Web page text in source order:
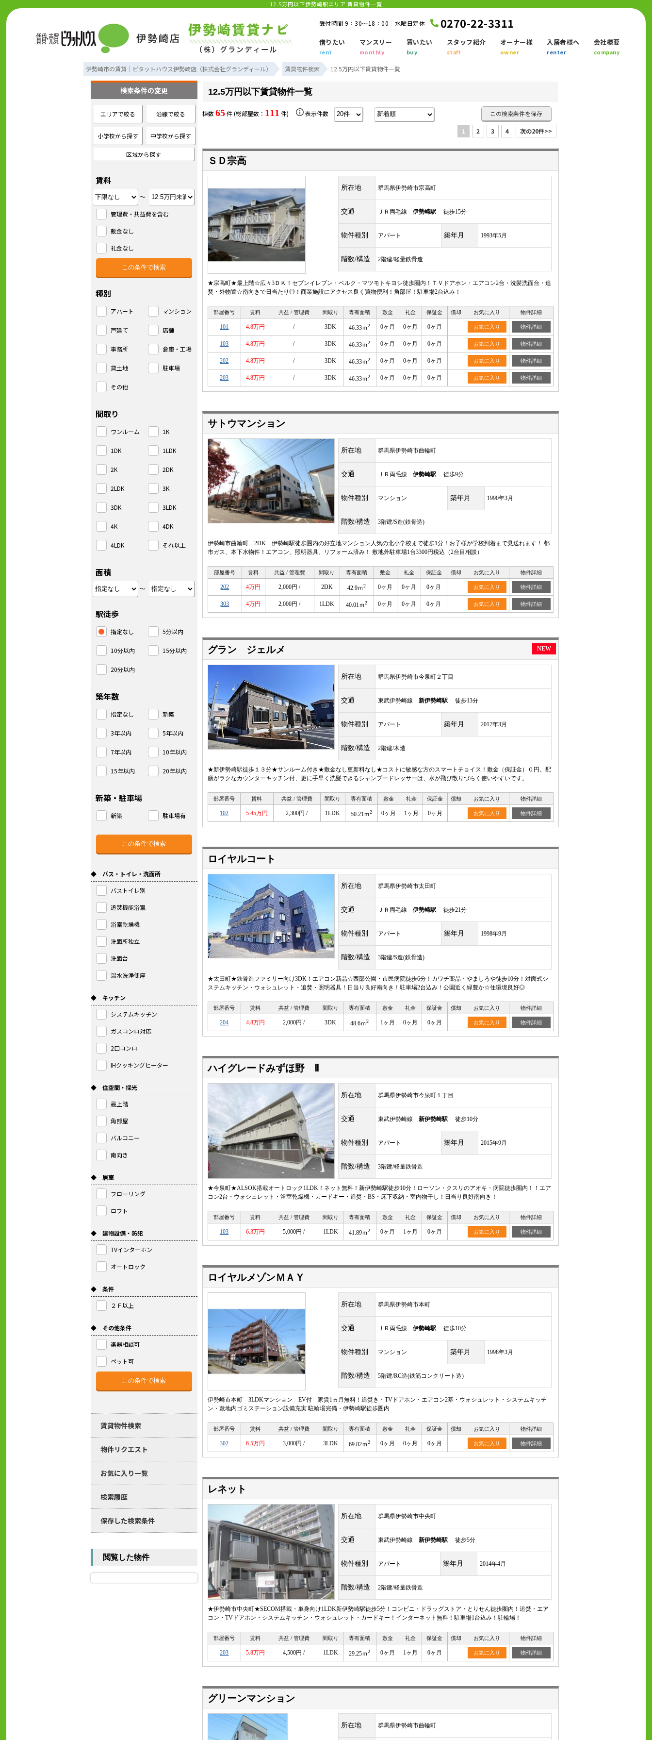
12.5万円以下伊勢崎駅エリア 賃貸物件一覧
受付時間 9：30～18：00 水曜日定休 0270-22-3311
借りたい
rent
マンスリー
monthly
買いたい
buy
スタッフ紹介
staff
オーナー様
owner
入居者様へ
renter
会社概要
company
伊勢崎市の賃貸｜ピタットハウス伊勢崎店（株式会社グランディール） 賃貸物件検索 12.5万円以下賃貸物件一覧
12.5万円以下賃貸物件一覧
棟数65件 (総部屋数： 111 件) 表示件数 この検索条件を保存
1 2 3 4 次の20件>>
ＳＤ宗高
所在地 群馬県伊勢崎市宗高町
交通 ＪＲ両毛線 伊勢崎駅徒歩15分
物件種別 アパート 築年月 1993年5月
階数/構造 2階建/軽量鉄骨造
★宗高町★最上階☆広々3ＤＫ！セブンイレブン・ベルク・マツモトキヨシ徒歩圏内！ＴＶドアホン・エアコン2台・洗髪洗面台・追
焚・外物置☆南向きで日当たり◎！商業施設にアクセス良く買物便利！角部屋！駐車場2台込み！
部屋番号 賃料 共益 / 管理費 間取り 専有面積 敷金 礼金 保証金 償却 お気に入り 物件詳細
101 4.8万円 / 3DK 46.33ｍ2 0ヶ月 0ヶ月 0ヶ月 お気に入り 物件詳細
103 4.8万円 / 3DK 46.33ｍ2 0ヶ月 0ヶ月 0ヶ月 お気に入り 物件詳細
202 4.8万円 / 3DK 46.33ｍ2 0ヶ月 0ヶ月 0ヶ月 お気に入り 物件詳細
203 4.8万円 / 3DK 46.33ｍ2 0ヶ月 0ヶ月 0ヶ月 お気に入り 物件詳細
サトウマンション
所在地 群馬県伊勢崎市曲輪町
交通 ＪＲ両毛線 伊勢崎駅徒歩9分
物件種別 マンション 築年月 1990年3月
階数/構造 3階建/S造(鉄骨造)
伊勢崎市曲輪町 2DK 伊勢崎駅徒歩圏内の好立地マンション人気の北小学校まで徒歩1分！お子様が学校到着まで見送れます！ 都
市ガス、本下水物件！エアコン、照明器具、リフォーム済み！ 敷地外駐車場1台3300円税込（2台目相談）
部屋番号 賃料 共益 / 管理費 間取り 専有面積 敷金 礼金 保証金 償却 お気に入り 物件詳細
202 4万円 2,000円 / 2DK 42.9ｍ2 0ヶ月 0ヶ月 0ヶ月 お気に入り 物件詳細
303 4万円 2,000円 / 1LDK 40.01ｍ2 0ヶ月 0ヶ月 0ヶ月 お気に入り 物件詳細
グラン ジェルメ NEW
所在地 群馬県伊勢崎市今泉町２丁目
交通 東武伊勢崎線 新伊勢崎駅徒歩13分
物件種別 アパート 築年月 2017年3月
階数/構造 2階建/木造
★新伊勢崎駅徒歩１３分★サンルーム付き★敷金なし更新料なし★コストに敏感な方のスマートチョイス！敷金（保証金）０円。配
膳がラクなカウンターキッチン付、更に手早く洗髪できるシャンプードレッサーは、水が飛び散りづらく使いやすいです。
部屋番号 賃料 共益 / 管理費 間取り 専有面積 敷金 礼金 保証金 償却 お気に入り 物件詳細
102 5.45万円 2,300円 / 1LDK 50.21ｍ2 0ヶ月 1ヶ月 0ヶ月 お気に入り 物件詳細
ロイヤルコート
所在地 群馬県伊勢崎市太田町
交通 ＪＲ両毛線 伊勢崎駅徒歩21分
物件種別 アパート 築年月 1998年9月
階数/構造 3階建/S造(鉄骨造)
★太田町★鉄骨造ファミリー向け3DK！エアコン新品☆西部公園・市民病院徒歩6分！カワチ薬品・やましろや徒歩10分！対面式シ
ステムキッチン・ウォシュレット・追焚・照明器具！日当り良好南向き！駐車場2台込み！公園近く緑豊か☆住環境良好◎
部屋番号 賃料 共益 / 管理費 間取り 専有面積 敷金 礼金 保証金 償却 お気に入り 物件詳細
204 4.8万円 2,000円 / 3DK 48.6ｍ2 1ヶ月 0ヶ月 0ヶ月 お気に入り 物件詳細
ハイグレードみずほ野 Ⅱ
所在地 群馬県伊勢崎市今泉町１丁目
交通 東武伊勢崎線 新伊勢崎駅徒歩10分
物件種別 アパート 築年月 2015年9月
階数/構造 3階建/軽量鉄骨造
★今泉町★ALSOK搭載オートロック1LDK！ネット無料！新伊勢崎駅徒歩10分！ローソン・クスリのアオキ・病院徒歩圏内！！エア
コン2台・ウォシュレット・浴室乾燥機・カードキー・追焚・BS・床下収納・室内物干し！日当り良好南向き！
部屋番号 賃料 共益 / 管理費 間取り 専有面積 敷金 礼金 保証金 償却 お気に入り 物件詳細
103 6.3万円 5,000円 / 1LDK 41.89ｍ2 0ヶ月 1ヶ月 0ヶ月 お気に入り 物件詳細
ロイヤルメゾンＭＡＹ
所在地 群馬県伊勢崎市本町
交通 ＪＲ両毛線 伊勢崎駅徒歩10分
物件種別 マンション 築年月 1998年3月
階数/構造 5階建/RC造(鉄筋コンクリート造)
伊勢崎市本町 3LDKマンション EV付 家賃1ヵ月無料！追焚き・TVドアホン・エアコン2基・ウォシュレット・システムキッチ
ン・敷地内ゴミステーション設備充実 駐輪場完備・伊勢崎駅徒歩圏内
部屋番号 賃料 共益 / 管理費 間取り 専有面積 敷金 礼金 保証金 償却 お気に入り 物件詳細
302 6.5万円 3,000円 / 3LDK 69.82ｍ2 0ヶ月 0ヶ月 0ヶ月 お気に入り 物件詳細
レネット
所在地 群馬県伊勢崎市中央町
交通 東武伊勢崎線 新伊勢崎駅徒歩5分
物件種別 アパート 築年月 2014年4月
階数/構造 2階建/軽量鉄骨造
★伊勢崎市中央町★SECOM搭載・単身向け1LDK新伊勢崎駅徒歩5分！コンビニ・ドラッグストア・とりせん徒歩圏内！追焚・エア
コン・TVドアホン・システムキッチン・ウォシュレット・カードキー！インターネット無料！駐車場1台込み！駐輪場！
部屋番号 賃料 共益 / 管理費 間取り 専有面積 敷金 礼金 保証金 償却 お気に入り 物件詳細
203 5.8万円 4,500円 / 1LDK 29.25ｍ2 0ヶ月 1ヶ月 0ヶ月 お気に入り 物件詳細
グリーンマンション
所在地 群馬県伊勢崎市曲輪町
検索条件の変更
エリアで絞る 沿線で絞る
小学校から探す 中学校から探す
区域から探す
賃料
～
管理費・共益費を含む
敷金なし
礼金なし
種別
アパート マンション
戸建て 店舗
事務所 倉庫・工場
貸土地 駐車場
その他
間取り
ワンルーム 1K
1DK 1LDK
2K 2DK
2LDK 3K
3DK 3LDK
4K 4DK
4LDK それ以上
面積
～
駅徒歩
指定なし 5分以内
10分以内 15分以内
20分以内
築年数
指定なし 新築
3年以内 5年以内
7年以内 10年以内
15年以内 20年以内
新築・駐車場
新築 駐車場有
◆ バス・トイレ・洗面所
バストイレ別
追焚機能浴室
浴室乾燥機
洗面所独立
洗面台
温水洗浄便座
◆ キッチン
システムキッチン
ガスコンロ対応
2口コンロ
IHクッキングヒーター
◆ 住空間・採光
最上階
角部屋
バルコニー
南向き
◆ 居室
フローリング
ロフト
◆ 建物設備・防犯
TVインターホン
オートロック
◆ 条件
２Ｆ以上
◆ その他条件
楽器相談可
ペット可
賃貸物件検索
物件リクエスト
お気に入り一覧
検索履歴
保存した検索条件
閲覧した物件